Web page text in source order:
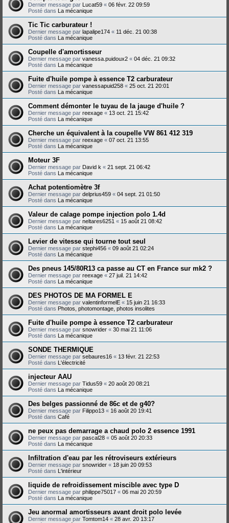
Dernier message par Lucat59 « 06 févr. 22 09:59
Posté dans La mécanique
Tic Tic carburateur !
Dernier message par lapalipe174 « 11 déc. 21 00:38
Posté dans La mécanique
Coupelle d'amortisseur
Dernier message par vanessa.puidoux2 « 04 déc. 21 09:32
Posté dans La mécanique
Fuite d'huile pompe à essence T2 carburateur
Dernier message par vanessapuid258 « 25 oct. 21 20:01
Posté dans La mécanique
Comment démonter le tuyau de la jauge d'huile ?
Dernier message par reexage « 13 oct. 21 15:42
Posté dans La mécanique
Cherche un équivalent à la coupelle VW 861 412 319
Dernier message par reexage « 07 oct. 21 13:55
Posté dans La mécanique
Moteur 3F
Dernier message par David k « 21 sept. 21 06:42
Posté dans La mécanique
Achat potentiomètre 3f
Dernier message par delprius459 « 04 sept. 21 01:50
Posté dans La mécanique
Valeur de calage pompe injection polo 1.4d
Dernier message par neltares6251 « 15 août 21 08:42
Posté dans La mécanique
Levier de vitesse qui tourne tout seul
Dernier message par stephi456 « 09 août 21 02:24
Posté dans La mécanique
Des pneus 145/80R13 ca passe au CT en France sur mk2 ?
Dernier message par reexage « 27 juil. 21 14:42
Posté dans La mécanique
DES PHOTOS DE MA FORMEL E
Dernier message par valentinformelE « 15 juin 21 16:33
Posté dans Photos, photomontage, photos insolites
Fuite d'huile pompe à essence T2 carburateur
Dernier message par snowrider « 30 mai 21 11:06
Posté dans La mécanique
SONDE THERMIQUE
Dernier message par sebaures16 « 13 févr. 21 22:53
Posté dans L'électricité
injecteur AAU
Dernier message par Tidus59 « 20 août 20 08:21
Posté dans La mécanique
Des belges passionné de 86c et de g40?
Dernier message par Filippo13 « 16 août 20 19:41
Posté dans Café
ne peux pas demarrage a chaud polo 2 essence 1991
Dernier message par pascal28 « 05 août 20 20:33
Posté dans La mécanique
Infiltration d'eau par les rétroviseurs extérieurs
Dernier message par snowrider « 18 juin 20 09:53
Posté dans L'intérieur
liquide de refroidissement miscible avec type D
Dernier message par philippe75017 « 06 mai 20 20:59
Posté dans La mécanique
Jeu anormal amortisseurs avant droit polo levée
Dernier message par Tomtom14 « 28 avr. 20 13:17